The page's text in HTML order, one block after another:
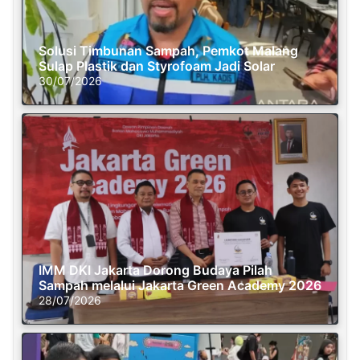
Solusi Timbunan Sampah, Pemkot Malang
Sulap Plastik dan Styrofoam Jadi Solar
30/07/2026
IMM DKI Jakarta Dorong Budaya Pilah
Sampah melalui Jakarta Green Academy 2026
28/07/2026